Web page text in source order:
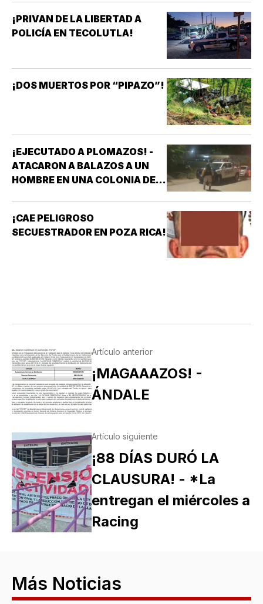
¡PRIVAN DE LA LIBERTAD A
POLICÍA EN TECOLUTLA!
¡DOS MUERTOS POR “PIPAZO”!
¡EJECUTADO A PLOMAZOS! -
ATACARON A BALAZOS A UN
HOMBRE EN UNA COLONIA DE
¡CAE PELIGROSO
SECUESTRADOR EN POZA RICA!
Artículo anterior
¡MAGAAAZOS! -
ÁNDALE
Artículo siguiente
¡88 DÍAS DURÓ LA
CLAUSURA! - *La
entregan el miércoles a
Racing
Más Noticias